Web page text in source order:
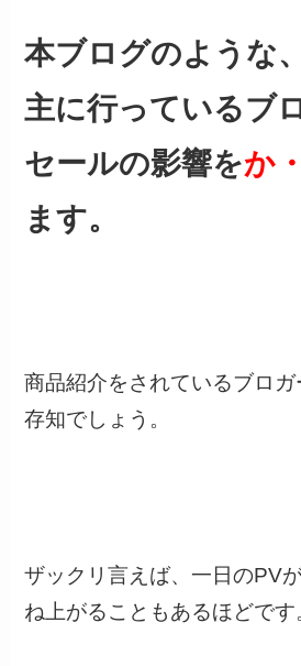
本ブログのような
主に行っているブ
セールの影響をか
ます。
商品紹介をされているブロ
存知でしょう。
ザックリ言えば、一日のPV
ね上がることもあるほどです